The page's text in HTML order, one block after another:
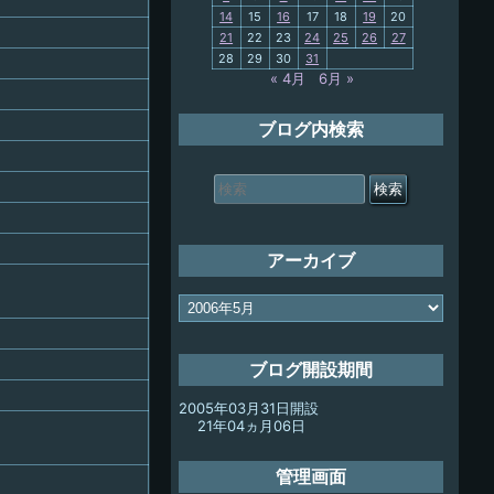
My-PC
14
15 16 17 18 19
20
21
22 23 24 25 26
27
28
29 30 31
« 4月 6月 »
ブログ内検索
索
対
アーカイブ
ア
ー
ブ
ブログ開設期間
2005年03月31日開設
21年04ヵ月06日
管理画面